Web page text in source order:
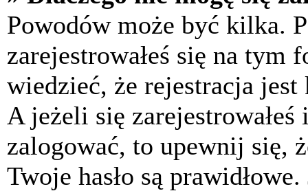
Powodów może być kilka.
zarejestrowałeś się na tym
wiedzieć, że rejestracja
A jeżeli się
zalogować, to upewnij się,
Twoje hasło są